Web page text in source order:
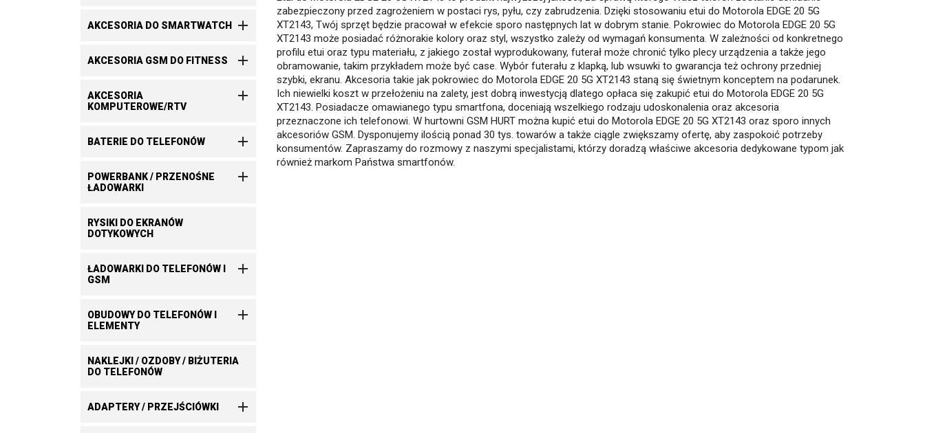
AKCESORIA DO SMARTWATCH 
AKCESORIA GSM DO FITNESS 
AKCESORIA
KOMPUTEROWE/RTV

BATERIE DO TELEFONÓW 
POWERBANK / PRZENOŚNE
ŁADOWARKI

RYSIKI DO EKRANÓW
DOTYKOWYCH
ŁADOWARKI DO TELEFONÓW I
GSM

OBUDOWY DO TELEFONÓW I
ELEMENTY

NAKLEJKI / OZDOBY / BIŻUTERIA
DO TELEFONÓW
ADAPTERY / PRZEJŚCIÓWKI 
zabezpieczony przed zagrożeniem w postaci rys, pyłu, czy zabrudzenia. Dzięki stosowaniu etui do Motorola EDGE 20 5G
XT2143, Twój sprzęt będzie pracował w efekcie sporo następnych lat w dobrym stanie. Pokrowiec do Motorola EDGE 20 5G
XT2143 może posiadać różnorakie kolory oraz styl, wszystko zależy od wymagań konsumenta. W zależności od konkretnego
profilu etui oraz typu materiału, z jakiego został wyprodukowany, futerał może chronić tylko plecy urządzenia a także jego
obramowanie, takim przykładem może być case. Wybór futerału z klapką, lub wsuwki to gwarancja też ochrony przedniej
szybki, ekranu. Akcesoria takie jak pokrowiec do Motorola EDGE 20 5G XT2143 staną się świetnym konceptem na podarunek.
Ich niewielki koszt w przełożeniu na zalety, jest dobrą inwestycją dlatego opłaca się zakupić etui do Motorola EDGE 20 5G
XT2143. Posiadacze omawianego typu smartfona, doceniają wszelkiego rodzaju udoskonalenia oraz akcesoria
przeznaczone ich telefonowi. W hurtowni GSM HURT można kupić etui do Motorola EDGE 20 5G XT2143 oraz sporo innych
akcesoriów GSM. Dysponujemy ilością ponad 30 tys. towarów a także ciągle zwiększamy ofertę, aby zaspokoić potrzeby
konsumentów. Zapraszamy do rozmowy z naszymi specjalistami, którzy doradzą właściwe akcesoria dedykowane typom jak
również markom Państwa smartfonów.